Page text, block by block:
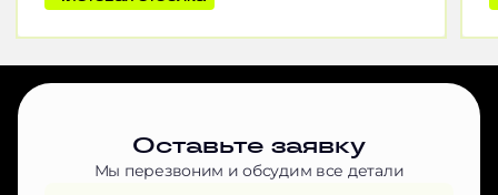
Оставьте заявку
Мы перезвоним и обсудим все детали